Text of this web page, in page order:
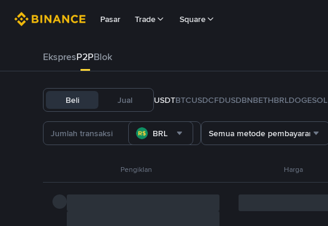
Pasar Trade Square
EkspresP2PBlok
Beli Jual USDTBTCUSDCFDUSDBNBETHBRLDOGESOL
BRL Semua metode pembayaran
Pengiklan Harga